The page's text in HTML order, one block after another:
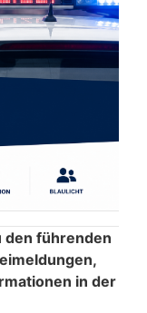
den führenden
in der